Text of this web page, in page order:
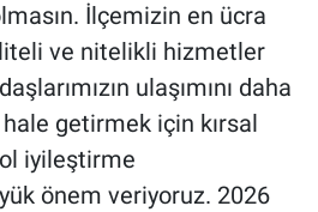
İlçemizin en ücra
ve nitelikli hizmetler
ulaşımını daha
getirmek için kırsal
iyileştirme
önem veriyoruz. 2026